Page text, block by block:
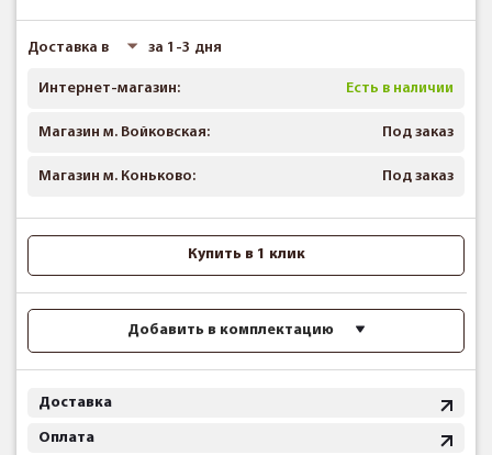
Доставка в за 1-3 дня
Интернет-магазин: Есть в наличии
Магазин м. Войковская: Под заказ
Магазин м. Коньково: Под заказ
Купить в 1 клик
Добавить в комплектацию
Доставка
Оплата